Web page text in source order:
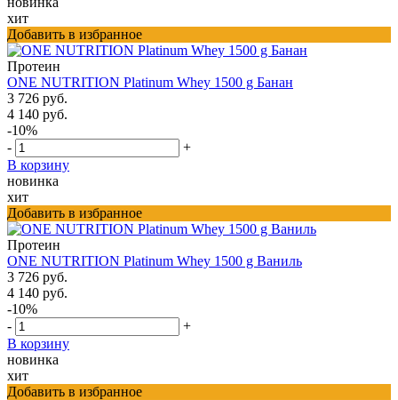
хит
Добавить в избранное
Протеин
ONE NUTRITION Platinum Whey 1500 g Банан
3 726 руб.
4 140 руб.
-10%
-
+
В корзину
новинка
хит
Добавить в избранное
Протеин
ONE NUTRITION Platinum Whey 1500 g Ваниль
3 726 руб.
4 140 руб.
-10%
-
+
В корзину
новинка
хит
Добавить в избранное